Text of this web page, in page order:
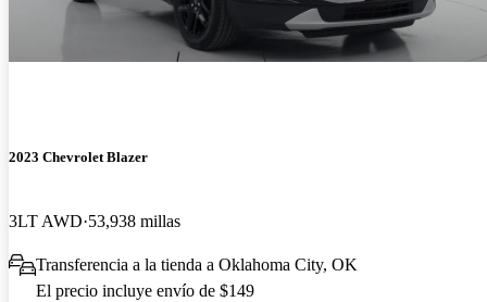
2023 Chevrolet Blazer
3LT AWD 53,938 millas
Transferencia a la tienda a Oklahoma City, OK
El precio incluye envío de $149